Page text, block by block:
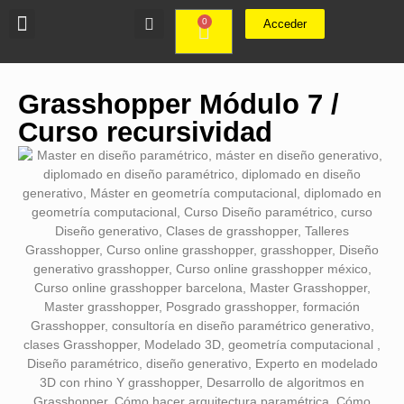
0 Acceder
Grasshopper Módulo 7 /
Curso recursividad